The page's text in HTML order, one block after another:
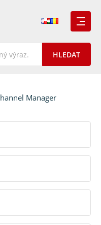
Manager